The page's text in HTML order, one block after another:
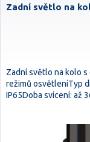
Zadní světlo na
Zadní světlo na kolo s
režimů osvětleníTyp
IP65Doba svícení: až